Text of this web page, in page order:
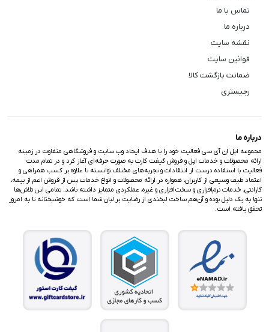
تماس با ما
درباره ما
نقشه سایت
قوانین سایت
ضمانت بازگشت کالا
رجیستری
درباره ما
مجموعه اپل اِن آی سی فعالیت خود را با هدف ایجاد وب سایت و فروشگاهی متفاوت در زمینه
ارائه محصولات و خدمات اپل و فروش گیفت کارت به صورت حرفه‌ای آغاز کرد و در تمام مدت
فعالیت با استفاده درست از انتقادات و تجربه‌های مختلف توانسته تا علاوه بر کسب همراهی و
اعتماد طیف وسیعی از کاربران، همواره در ارائه محصولات و انواع خدمات پس از فروش اعم از بیمه،
گارانتی، خدمات نرم‌افزاری و سخت‌افزاری و غیره، عملکردی متمایز داشته باشد. تمامی این تلاش‌ها
تنها به یک دلیل بوده و آن‌هم ساخت لبخندی از رضایت بر لبان شما است که خوشبختانه تا به امروز
تحقق یافته است.